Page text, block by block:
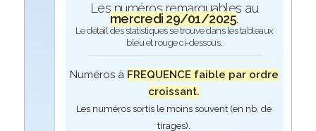
Les numéros remarquables au
mercredi 29/01/2025.
Le détail des statistiques se trouve dans les tableaux
bleu et rouge ci-dessous.
Numéros à FREQUENCE faible par ordre
croissant.
Les numéros sortis le moins souvent (en nb. de
tirages).